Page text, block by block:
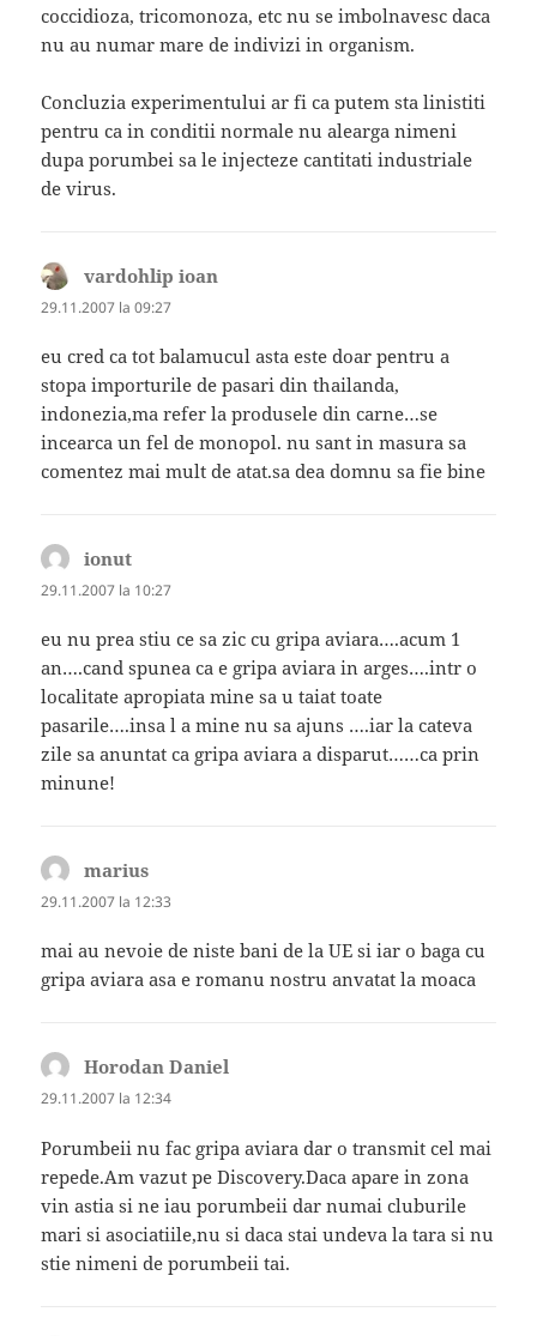
coccidioza, tricomonoza, etc nu se imbolnavesc daca
nu au numar mare de indivizi in organism.
Concluzia experimentului ar fi ca putem sta linistiti
pentru ca in conditii normale nu alearga nimeni
dupa porumbei sa le injecteze cantitati industriale
de virus.
vardohlip ioan
29.11.2007 la 09:27
eu cred ca tot balamucul asta este doar pentru a
stopa importurile de pasari din thailanda,
indonezia,ma refer la produsele din carne…se
incearca un fel de monopol. nu sant in masura sa
comentez mai mult de atat.sa dea domnu sa fie bine
ionut
29.11.2007 la 10:27
eu nu prea stiu ce sa zic cu gripa aviara….acum 1
an….cand spunea ca e gripa aviara in arges….intr o
localitate apropiata mine sa u taiat toate
pasarile….insa l a mine nu sa ajuns ….iar la cateva
zile sa anuntat ca gripa aviara a disparut……ca prin
minune!
marius
29.11.2007 la 12:33
mai au nevoie de niste bani de la UE si iar o baga cu
gripa aviara asa e romanu nostru anvatat la moaca
Horodan Daniel
29.11.2007 la 12:34
Porumbeii nu fac gripa aviara dar o transmit cel mai
repede.Am vazut pe Discovery.Daca apare in zona
vin astia si ne iau porumbeii dar numai cluburile
mari si asociatiile,nu si daca stai undeva la tara si nu
stie nimeni de porumbeii tai.